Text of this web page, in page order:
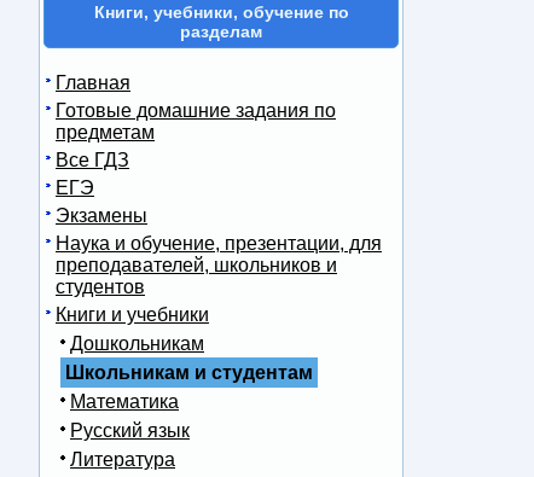
Книги, учебники, обучение по
разделам
Главная
Готовые домашние задания по
предметам
Все ГДЗ
ЕГЭ
Экзамены
Наука и обучение, презентации, для
преподавателей, школьников и
студентов
Книги и учебники
Дошкольникам
Школьникам и студентам
Математика
Русский язык
Литература